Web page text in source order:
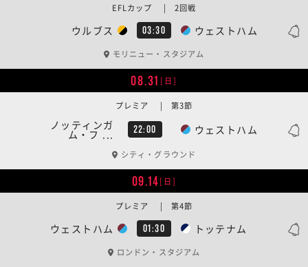
ウルブス 03:30 ウェストハム
EFLカップ | 2回戦
モリニュー・スタジアム
08.31 [日]
ノッティンガ
ム・フ ... 22:00 ウェストハム
プレミア | 第3節
シティ・グラウンド
09.14[日]
ウェストハム 01:30 トッテナム
プレミア | 第4節
ロンドン・スタジアム